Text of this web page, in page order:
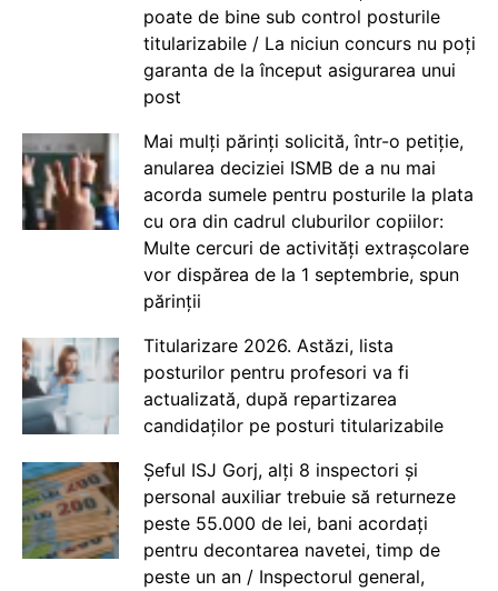
poate de bine sub control posturile
titularizabile / La niciun concurs nu poți
garanta de la început asigurarea unui
post
Mai mulți părinți solicită, într-o petiție,
anularea deciziei ISMB de a nu mai
acorda sumele pentru posturile la plata
cu ora din cadrul cluburilor copiilor:
Multe cercuri de activități extrașcolare
vor dispărea de la 1 septembrie, spun
părinții
Titularizare 2026. Astăzi, lista
posturilor pentru profesori va fi
actualizată, după repartizarea
candidaților pe posturi titularizabile
Șeful ISJ Gorj, alți 8 inspectori și
personal auxiliar trebuie să returneze
peste 55.000 de lei, bani acordați
pentru decontarea navetei, timp de
peste un an / Inspectorul general,